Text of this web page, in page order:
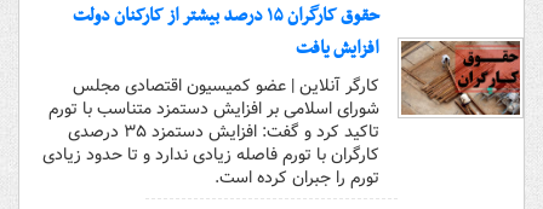
حقوق کارگران ۱۵ درصد بیشتر از کارکنان دولت
افزایش یافت
کارگر آنلاین | عضو کمیسیون اقتصادی مجلس
شورای اسلامی بر افزایش دستمزد متناسب با تورم
تاکید کرد و گفت: افزایش دستمزد ۳۵ درصدی
کارگران با تورم فاصله زیادی ندارد و تا حدود زیادی
تورم را جبران کرده است.